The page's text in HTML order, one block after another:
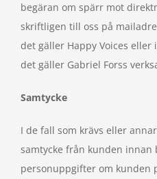
begäran om spärr mot
skriftligen till oss på
det gäller Happy Voices eller
det gäller Gabriel Forss
Samtycke
I de fall som krävs eller
samtycke från kunden innan
personuppgifter om kunden